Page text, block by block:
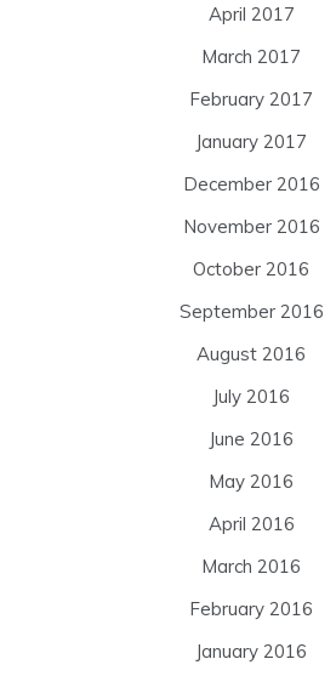
April 2017
March 2017
February 2017
January 2017
December 2016
November 2016
October 2016
September 2016
August 2016
July 2016
June 2016
May 2016
April 2016
March 2016
February 2016
January 2016